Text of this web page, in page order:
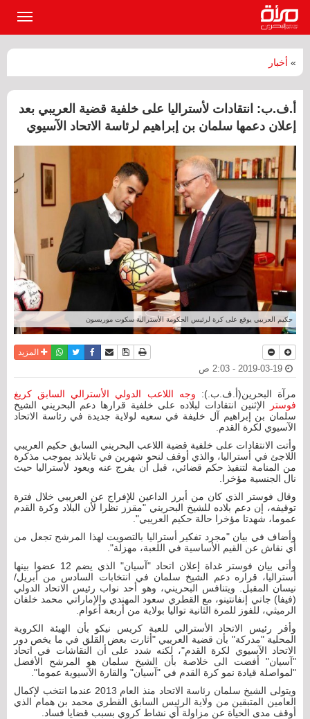
» أخبار
أ.ف.ب: انتقادات لأستراليا على خلفية قضية العريبي بعد
إعلان دعمها سلمان بن إبراهيم لرئاسة الاتحاد الآسيوي
حكيم العريبي يوقع على كرة لرئيس الحكومة الأسترالية سكوت موريسون
نسخة للطباعة
حفظ الموضوع
أرسل الى صديق
فيسبوكتويترواتسابالمزيد
مرآة البحرين(أ.ف.ب.): وجه اللاعب الدولي الأسترالي السابق كريغ
فوستر
الإثنين انتقادات لبلاده على خلفية قرارها دعم البحريني الشيخ
سلمان بن إبراهيم آل خليفة في سعيه لولاية جديدة في رئاسة الاتحاد
الآسيوي لكرة القدم.
وأتت الانتقادات على خلفية قضية اللاعب البحريني السابق حكيم العريبي
اللاجئ في أستراليا، والذي أوقف لنحو شهرين في تايلاند بموجب مذكرة
من المنامة لتنفيذ حكم قضائي، قبل أن يفرج عنه ويعود لأستراليا حيث
نال الجنسية مؤخرا.
وقال فوستر الذي كان من أبرز الداعين للإفراج عن العريبي خلال فترة
توقيفه، إن دعم بلاده للشيخ البحريني "مقزز نظرا لأن البلاد وكرة القدم
عموما، شهدتا مؤخرا حالة حكيم العريبي".
وأضاف في بيان "مجرد تفكير أستراليا بالتصويت لهذا المرشح تجعل من
أي نقاش عن القيم الأساسية في اللعبة، مهزلة".
وأتى بيان فوستر غداة إعلان اتحاد "آسيان" الذي يضم 12 عضوا بينها
أستراليا، قراره دعم الشيخ سلمان في انتخابات السادس من أبريل/
نيسان المقبل. ويتنافس البحريني، وهو أحد نواب رئيس الاتحاد الدولي
(فيفا) جاني إنفانتينو، مع القطري سعود المهندي والإماراتي محمد خلفان
الرميثي، للفوز للمرة الثانية تواليا بولاية من أربعة أعوام.
وأقر رئيس الاتحاد الأسترالي للعبة كريس نيكو بأن الهيئة الكروية
المحلية "مدركة" بأن قضية العريبي "أثارت بعض القلق في ما يخص دور
الاتحاد الآسيوي لكرة القدم"، لكنه شدد على أن النقاشات في اتحاد
"آسيان" أفضت الى خلاصة بأن الشيخ سلمان هو المرشح الأفضل
"لمواصلة قيادة نمو كرة القدم في "آسيان" والقارة الآسيوية عموما".
ويتولى الشيخ سلمان رئاسة الاتحاد منذ العام 2013 عندما انتخب لإكمال
العامين المتبقين من ولاية الرئيس السابق القطري محمد بن همام الذي
أوقف مدى الحياة عن مزاولة أي نشاط كروي بسبب قضايا فساد.